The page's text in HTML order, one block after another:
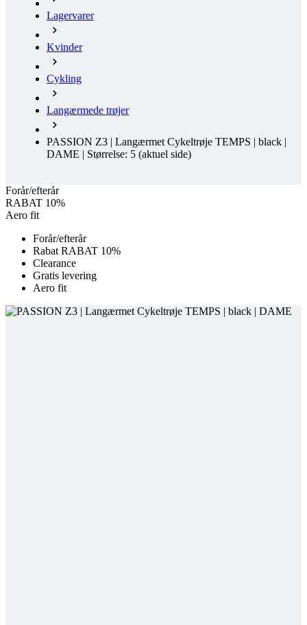
Cykling
Langærmede trøjer
PASSION Z3 | Langærmet Cykeltrøje TEMPS | black |
DAME | Størrelse: 5
Forår/efterår
RABAT 10%
Rabat RABAT 10%
Clearance
Gratis levering